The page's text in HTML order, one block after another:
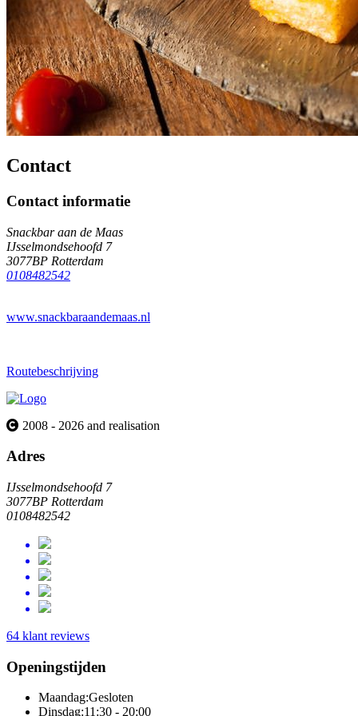
Contact
Contact informatie
Snackbar aan de Maas
IJsselmondsehoofd 7
3077BP Rotterdam
0108482542
www.snackbaraandemaas.nl
Routebeschrijving
2008 - 2026 and realisation
Adres
IJsselmondsehoofd 7
3077BP Rotterdam
0108482542
64 klant reviews
Openingstijden
Maandag:Gesloten
Dinsdag:11:30 - 20:00